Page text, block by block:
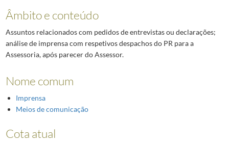
Âmbito e conteúdo
Assuntos relacionados com pedidos de entrevistas ou declarações;
análise de imprensa com respetivos despachos do PR para a
Assessoria, após parecer do Assessor.
Nome comum
Imprensa
Meios de comunicação
Cota atual